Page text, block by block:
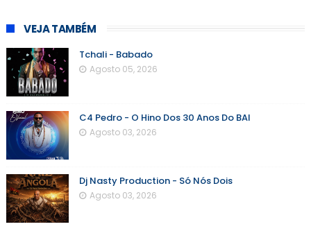
VEJA TAMBÉM
Tchali - Babado
Agosto 05, 2026
C4 Pedro - O Hino Dos 30 Anos Do BAI
Agosto 03, 2026
Dj Nasty Production - Só Nós Dois
Agosto 03, 2026